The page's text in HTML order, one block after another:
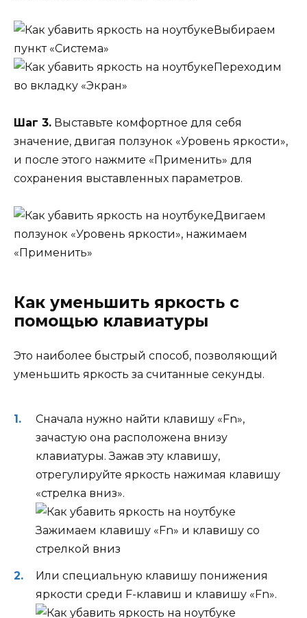
Выбираем
пункт «Система»
Переходим
во вкладку «Экран»
Шаг 3. Выставьте комфортное для себя
значение, двигая ползунок «Уровень яркости»,
и после этого нажмите «Применить» для
сохранения выставленных параметров.
Двигаем
ползунок «Уровень яркости», нажимаем
«Применить»
Как уменьшить яркость с
помощью клавиатуры
Это наиболее быстрый способ, позволяющий
уменьшить яркость за считанные секунды.
Сначала нужно найти клавишу «Fn»,
зачастую она расположена внизу
клавиатуры. Зажав эту клавишу,
отрегулируйте яркость нажимая клавишу
«стрелка вниз».
Зажимаем клавишу «Fn» и клавишу со
стрелкой вниз
Или специальную клавишу понижения
яркости среди F-клавиш и клавишу «Fn».